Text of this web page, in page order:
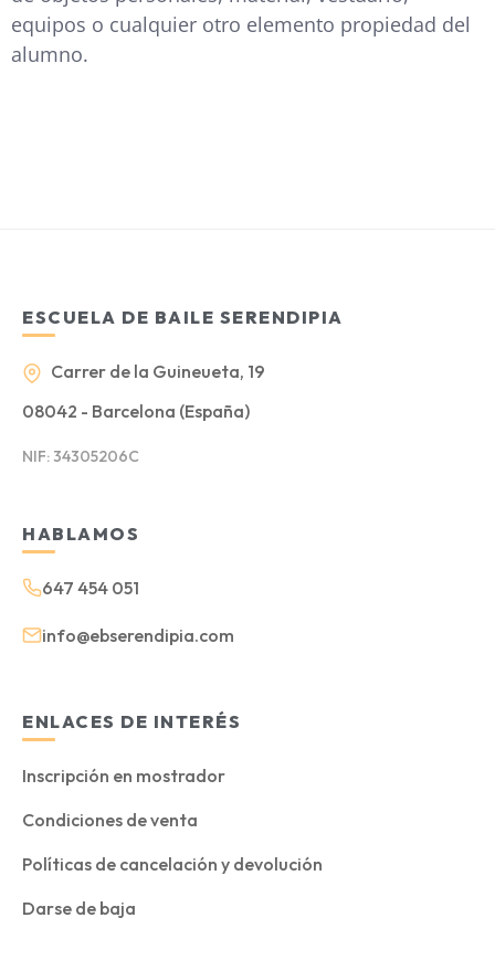
equipos o cualquier otro elemento propiedad del
alumno.
ESCUELA DE BAILE SERENDIPIA
Carrer de la Guineueta, 19
08042 - Barcelona (España)
NIF: 34305206C
HABLAMOS
647 454 051
info@ebserendipia.com
ENLACES DE INTERÉS
Inscripción en mostrador
Condiciones de venta
Políticas de cancelación y devolución
Darse de baja